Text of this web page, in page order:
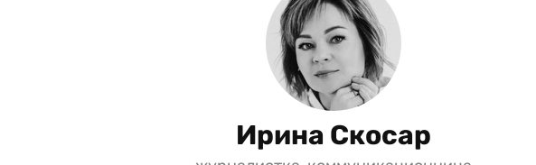
Ирина Скосар